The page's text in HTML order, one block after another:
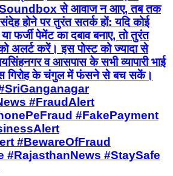
से आवाज न आए, तब तक
होने पर तुरंत सतर्क हों: यदि कोई
फर्जी पेमेंट का दबाव बनाए, तो तुरंत
अलर्ट करें। इस पोस्ट को ज्यादा से
व आसपास के सभी व्यापारी भाई
गिरोह के चंगुल में फंसने से बच सकें।
#FraudAlert
#FakePayment
#BewareOfFraud
#RajasthanNews #StaySafe